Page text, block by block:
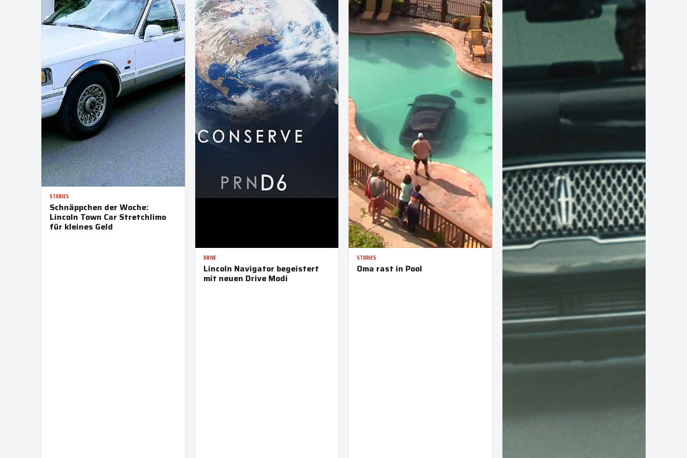
STORIES
Schnäppchen der Woche:
Lincoln Town Car Stretchlimo
für kleines Geld
DRIVE
Lincoln Navigator begeistert
mit neuen Drive Modi
STORIES
Oma rast in Pool